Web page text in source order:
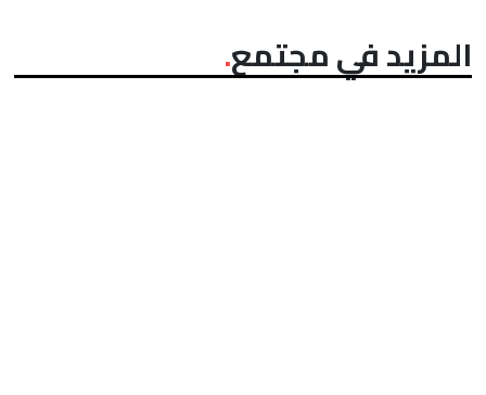
المزيد في مجتمع